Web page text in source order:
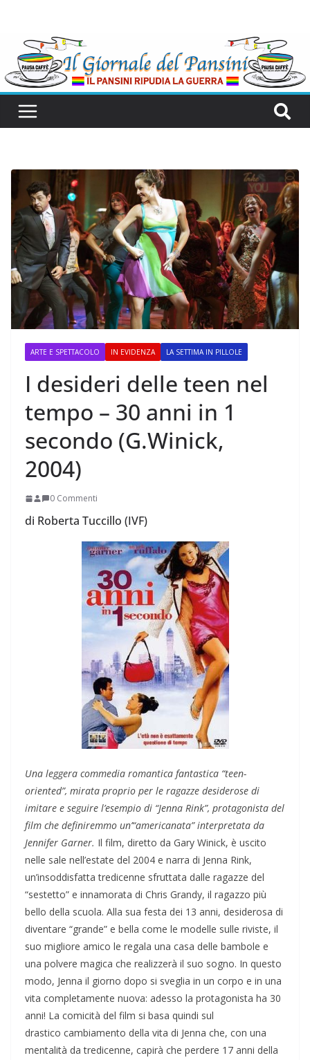
ARTE E SPETTACOLO IN EVIDENZA LA SETTIMA IN PILLOLE
I desideri delle teen nel
tempo – 30 anni in 1
secondo (G.Winick,
2004)
0 Commenti
di Roberta Tuccillo (IVF)
Una leggera commedia romantica fantastica “teen-
oriented”, mirata proprio per le ragazze desiderose di
imitare e seguire l’esempio di “Jenna Rink”, protagonista del
film che definiremmo un’“americanata” interpretata da
Jennifer Garner. Il film, diretto da Gary Winick, è uscito
nelle sale nell’estate del 2004 e narra di Jenna Rink,
un’insoddisfatta tredicenne sfruttata dalle ragazze del
“sestetto” e innamorata di Chris Grandy, il ragazzo più
bello della scuola. Alla sua festa dei 13 anni, desiderosa di
diventare “grande” e bella come le modelle sulle riviste, il
suo migliore amico le regala una casa delle bambole e
una polvere magica che realizzerà il suo sogno. In questo
modo, Jenna il giorno dopo si sveglia in un corpo e in una
vita completamente nuova: adesso la protagonista ha 30
anni! La comicità del film si basa quindi sul
drastico cambiamento della vita di Jenna che, con una
mentalità da tredicenne, capirà che perdere 17 anni della